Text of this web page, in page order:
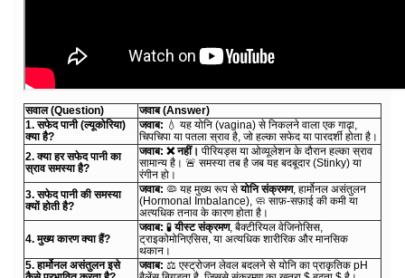
सवाल (Question)
जवाब (Answer)
1. सफेद पानी (ल्यूकोरिया)
क्या है?
जवाब: 💧 यह योनि (vagina) से निकलने वाला एक गाढ़ा,
चिपचिपा या पतला स्राव है, जो हल्का सफेद या पारदर्शी होता है।
2. क्या हर सफेद पानी का
स्राव समस्या है?
जवाब: ❌ नहीं। पीरियड्स या ओव्यूलेशन के दौरान हल्का स्राव
सामान्य है। 🚨 समस्या तब है जब यह बदबूदार (Stinky) या
रंगीन हो।
3. सफेद पानी की समस्या
क्यों होती है?
जवाब: 🦠 यह मुख्य रूप सेयोनि संक्रमण, हार्मोनल असंतुलन
(Hormonal Imbalance), 🧼 साफ़-सफ़ाई की कमी या
अत्यधिक तनाव के कारण होता है।
4. मुख्य कारण क्या हैं?
जवाब: 🧪यीस्ट संक्रमण, बैक्टीरियल वेजिनोसिस,
ट्राइकोमोनिएसिस, या अत्यधिक शारीरिक और मानसिक
थकान।
5. हार्मोनल असंतुलन इसे
जवाब: ⚖️ एस्ट्रोजन लेवल बदलने से योनि का प्राकृतिक pH